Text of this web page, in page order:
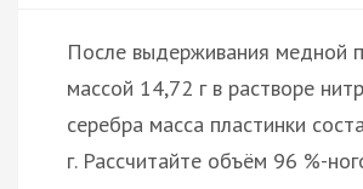
После выдерживания медной
массой 14,72 г в растворе
серебра масса пластинки
г. Рассчитайте объём 96 %-